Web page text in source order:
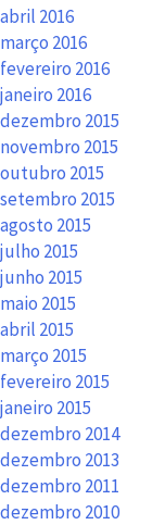
abril 2016
março 2016
fevereiro 2016
janeiro 2016
dezembro 2015
novembro 2015
outubro 2015
setembro 2015
agosto 2015
julho 2015
junho 2015
maio 2015
abril 2015
março 2015
fevereiro 2015
janeiro 2015
dezembro 2014
dezembro 2013
dezembro 2011
dezembro 2010